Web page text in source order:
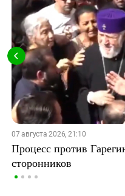
07 августа 2026, 21:10
Процесс против
сторонников